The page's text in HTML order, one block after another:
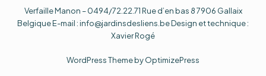
Verfaille Manon – 0494/72.22.71 Rue d’en bas 8 7906 Gallaix
Belgique E-mail : info@jardinsdesliens.be Design et technique :
Xavier Rogé
WordPress Theme by OptimizePress